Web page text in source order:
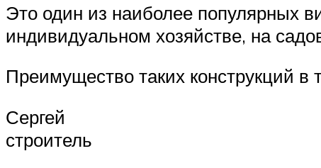
Это один из наиболее популярных
индивидуальном хозяйстве, на
Преимущество таких конструкций в
Сергей
строитель